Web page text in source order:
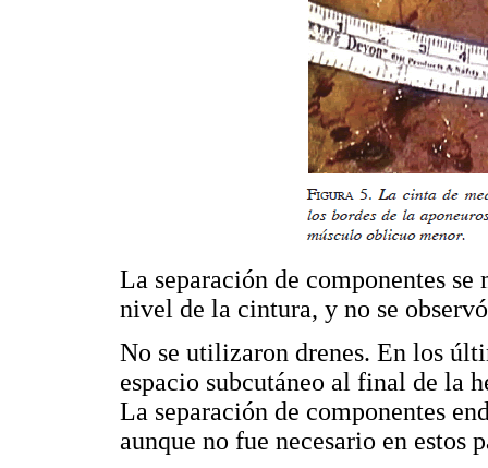
La separación de componentes
nivel de la cintura, y no se
No se utilizaron drenes. En los
espacio subcutáneo al final de la
La separación de componentes
aunque no fue necesario en estos